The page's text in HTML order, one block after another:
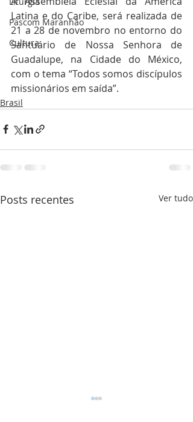
Pascom Maranhão
Cultura
Latina e do Caribe, será realizada de
21 a 28 de novembro no entorno do
Santuário de Nossa Senhora de
Guadalupe, na Cidade do México,
com o tema “Todos somos discípulos
missionários em saída”.
Brasil
Posts recentes Ver tudo